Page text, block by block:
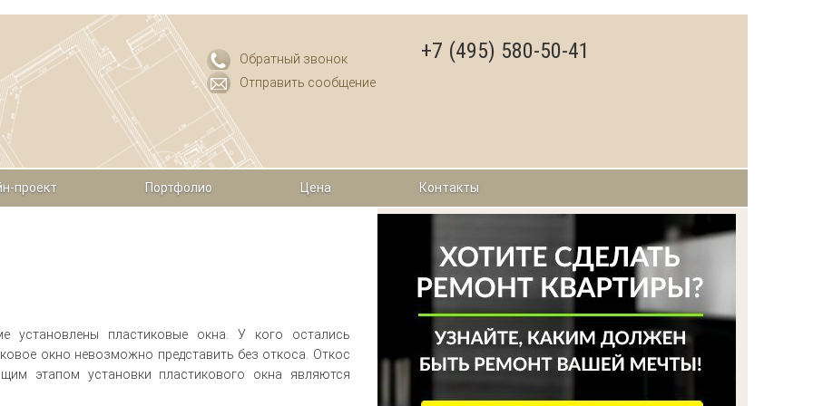
Обратный звонок
Отправить сообщение
+7 (495) 580-50-41
проект Портфолио Цена Контакты
установлены пластиковые окна. У кого остались
окно невозможно представить без откоса. Откос
этапом установки пластикового окна являются